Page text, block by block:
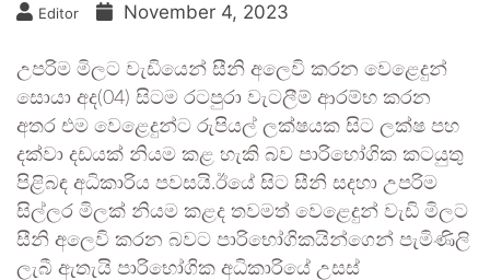
Editor November 4, 2023
උපරිම මිලට වැඩියෙන් සීනි අලෙවි කරන වෙළෙදුන්
සොයා අද(04) සිටම රටපුරා වැටලීම් ආරම්භ කරන
අතර එම වෙළෙදුන්ට රුපියල් ලක්ෂයක සිට ලක්ෂ පහ
දක්වා දඩයක් නියම කළ හැකි බව පාරිභෝගික කටයුතු
පිළිබඳ අධිකාරිය පවසයි.ඊයේ සිට සීනි සදහා උපරිම
සිල්ලර මිලක් නියම කළද තවමත් වෙළෙදුන් වැඩි මිලට
සීනි අලෙවි කරන බවට පාරිභෝගිකයින්ගෙන් පැමිණිලි
ලැබී ඇතැයි පාරිභෝගික අධිකාරියේ උසස්